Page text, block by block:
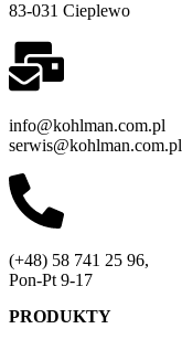
83-031 Cieplewo
info@kohlman.com.pl
serwis@kohlman.com.pl
(+48) 58 741 25 96,
Pon-Pt 9-17
PRODUKTY